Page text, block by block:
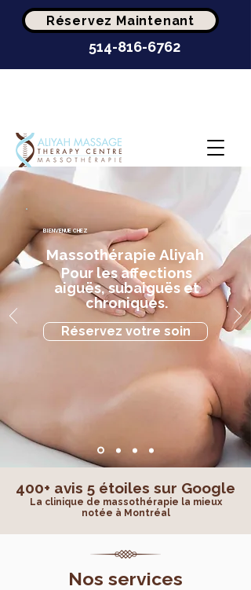
Réservez Maintenant
514-816-6762
BIENVENUE CHEZ
Massothérapie Aliyah
Pour les affections
aiguës, subaiguës et
chroniques.
Réservez votre soin
400+ avis 5 étoiles sur Google
La clinique de massothérapie la mieux
notée à Montréal
Nos services